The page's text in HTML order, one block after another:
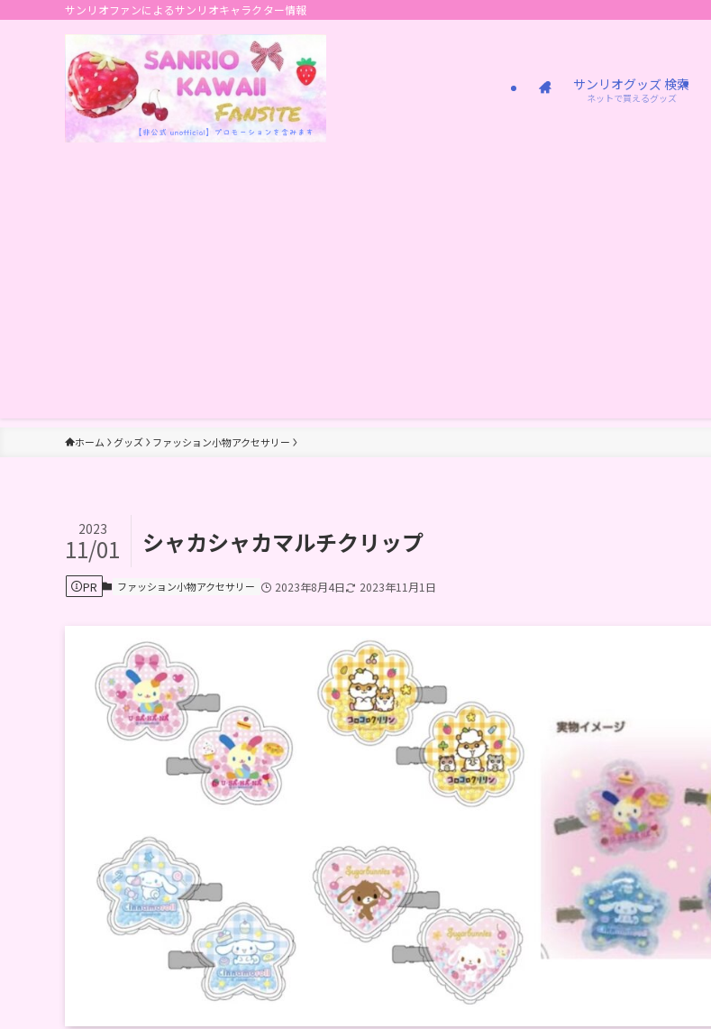
サンリオファンによるサンリオキャラクター情報
サンリオグッズ 検索
ネットで買えるグッズ
ホーム グッズ ファッション小物アクセサリー
シャカシャカマルチクリップ
2023
11/01
PR ファッション小物アクセサリー 2023年8月4日 2023年11月1日